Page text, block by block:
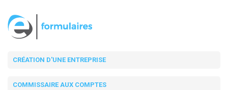
CRÉATION D'UNE ENTREPRISE
COMMISSAIRE AUX COMPTES